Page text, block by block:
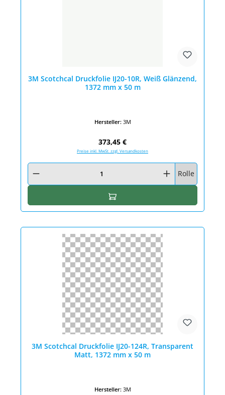
3M Scotchcal Druckfolie IJ20-10R, Weiß Glänzend,
1372 mm x 50 m
Hersteller: 3M
Regulärer Preis:
373,45 €
Preise inkl. MwSt. zzgl. Versandkosten
Produkt Anzahl: Gib den gewünschten Wert ein oder benutze die
Rolle
In den Warenkorb
3M Scotchcal Druckfolie IJ20-124R, Transparent
Matt, 1372 mm x 50 m
Hersteller: 3M